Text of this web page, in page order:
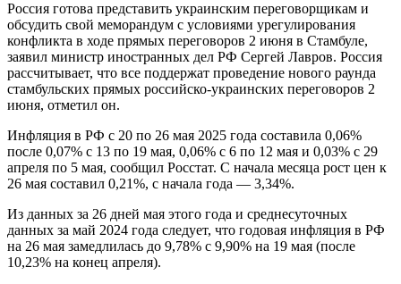
Россия готова представить украинским переговорщикам и
обсудить свой меморандум с условиями урегулирования
конфликта в ходе прямых переговоров 2 июня в Стамбуле,
заявил министр иностранных дел РФ Сергей Лавров. Россия
рассчитывает, что все поддержат проведение нового раунда
стамбульских прямых российско-украинских переговоров 2
июня, отметил он.
Инфляция в РФ с 20 по 26 мая 2025 года составила 0,06%
после 0,07% с 13 по 19 мая, 0,06% с 6 по 12 мая и 0,03% с 29
апреля по 5 мая, сообщил Росстат. С начала месяца рост цен к
26 мая составил 0,21%, с начала года — 3,34%.
Из данных за 26 дней мая этого года и среднесуточных
данных за май 2024 года следует, что годовая инфляция в РФ
на 26 мая замедлилась до 9,78% с 9,90% на 19 мая (после
10,23% на конец апреля).